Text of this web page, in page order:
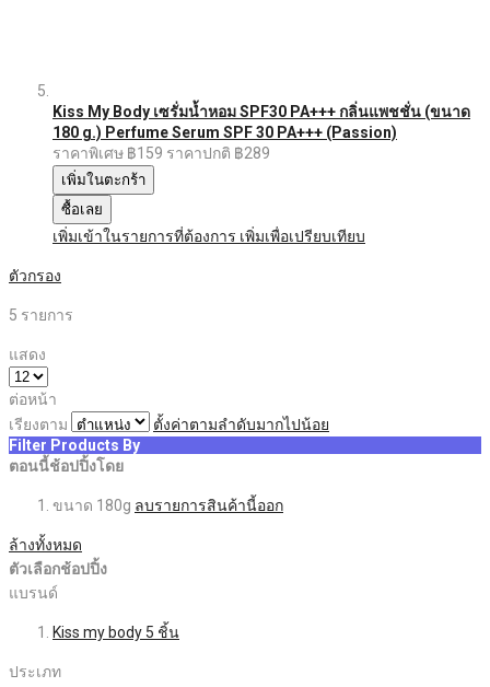
Kiss My Body เซรั่มน้ำหอม SPF30 PA+++ กลิ่นแพชชั่น (ขนาด
180 g.) Perfume Serum SPF 30 PA+++ (Passion)
ราคาพิเศษ ฿159 ราคาปกติ ฿289
เพิ่มในตะกร้า
ซื้อเลย
เพิ่มเข้าในรายการที่ต้องการ เพิ่มเพื่อเปรียบเทียบ
ตัวกรอง
5 รายการ
แสดง
ต่อหน้า
เรียงตาม
ตั้งค่าตามลำดับมากไปน้อย
Filter Products By
ตอนนี้ช้อปปิ้งโดย
ขนาด 180g ลบรายการสินค้านี้ออก
ล้างทั้งหมด
ตัวเลือกช้อปปิ้ง
แบรนด์
Kiss my body 5 ชิ้น
ประเภท